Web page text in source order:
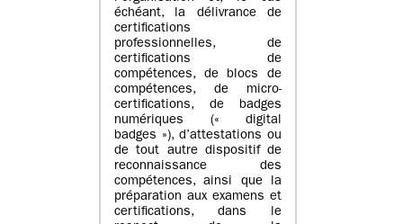
échéant, la délivrance de
certifications
professionnelles, de
certifications de
compétences, de blocs de
compétences, de micro-
certifications, de badges
numériques (« digital
badges »), d’attestations ou
de tout autre dispositif de
reconnaissance des
compétences, ainsi que la
préparation aux examens et
certifications, dans le